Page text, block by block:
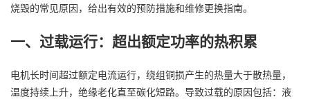
烧毁的常见原因，给出有效的预防措施和维修更换指南。
一、过载运行：超出额定功率的热积累
电机长时间超过额定电流运行，绕组铜损产生的热量大于散热量，
温度持续上升，绝缘老化直至碳化短路。导致过载的原因包括：液